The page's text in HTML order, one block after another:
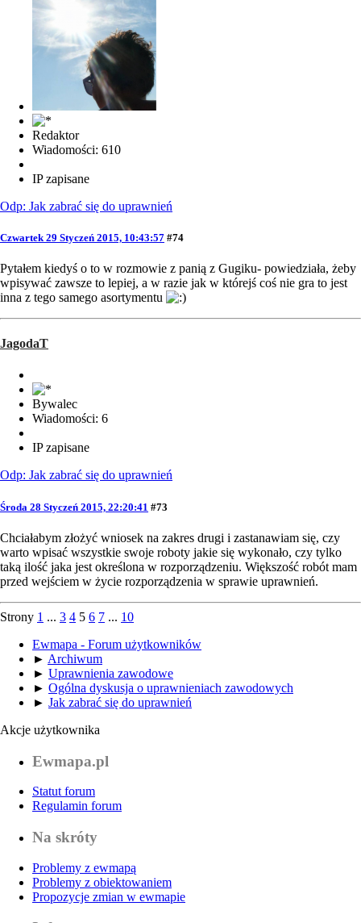
Redaktor
Wiadomości: 610
IP zapisane
Odp: Jak zabrać się do uprawnień
Czwartek 29 Styczeń 2015, 10:43:57 #74
Pytałem kiedyś o to w rozmowie z panią z Gugiku- powiedziała, żeby
wpisywać zawsze to lepiej, a w razie jak w którejś coś nie gra to jest
inna z tego samego asortymentu
JagodaT
Bywalec
Wiadomości: 6
IP zapisane
Odp: Jak zabrać się do uprawnień
Środa 28 Styczeń 2015, 22:20:41 #73
Chciałabym złożyć wniosek na zakres drugi i zastanawiam się, czy
warto wpisać wszystkie swoje roboty jakie się wykonało, czy tylko
taką ilość jaka jest określona w rozporządzeniu. Większość robót mam
przed wejściem w życie rozporządzenia w sprawie uprawnień.
Strony 1 ... 3 4 5 6 7 ... 10
Ewmapa - Forum użytkowników
► Archiwum
► Uprawnienia zawodowe
► Ogólna dyskusja o uprawnieniach zawodowych
► Jak zabrać się do uprawnień
Akcje użytkownika
Ewmapa.pl
Statut forum
Regulamin forum
Na skróty
Problemy z ewmapą
Problemy z obiektowaniem
Propozycje zmian w ewmapie